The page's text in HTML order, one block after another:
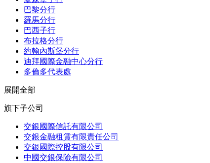
巴黎分行
羅馬分行
巴西子行
布拉格分行
約翰內斯堡分行
迪拜國際金融中心分行
多倫多代表處
展開全部
旗下子公司
交銀國際信託有限公司
交銀金融租賃有限責任公司
交銀國際控股有限公司
中國交銀保險有限公司